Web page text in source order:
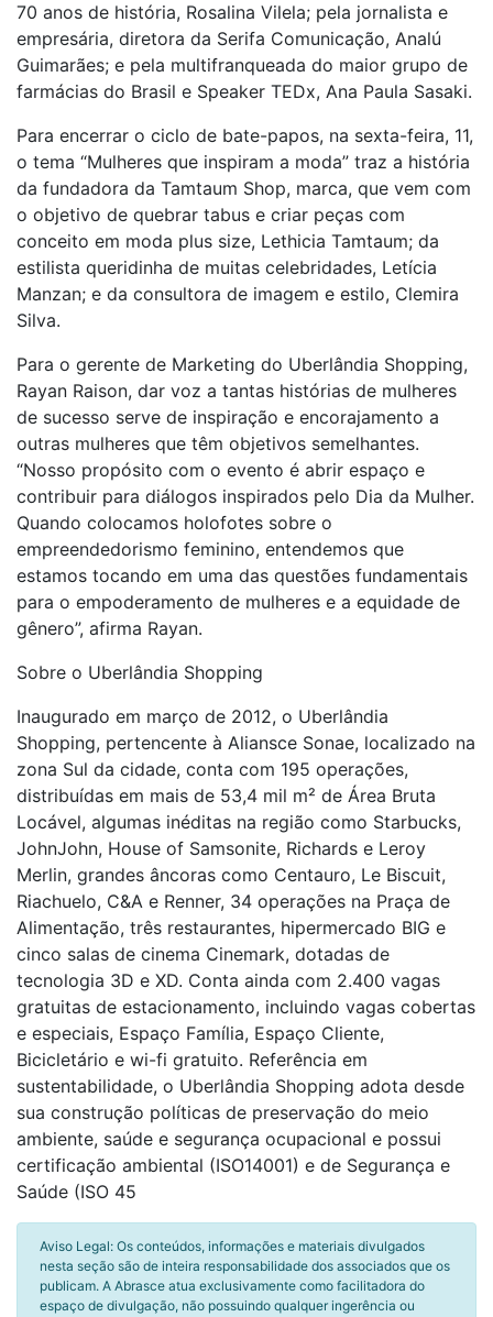
70 anos de história, Rosalina Vilela; pela jornalista e
empresária, diretora da Serifa Comunicação, Analú
Guimarães; e pela multifranqueada do maior grupo de
farmácias do Brasil e Speaker TEDx, Ana Paula Sasaki.
Para encerrar o ciclo de bate-papos, na sexta-feira, 11,
o tema “Mulheres que inspiram a moda” traz a história
da fundadora da Tamtaum Shop, marca, que vem com
o objetivo de quebrar tabus e criar peças com
conceito em moda plus size, Lethicia Tamtaum; da
estilista queridinha de muitas celebridades, Letícia
Manzan; e da consultora de imagem e estilo, Clemira
Silva.
Para o gerente de Marketing do Uberlândia Shopping,
Rayan Raison, dar voz a tantas histórias de mulheres
de sucesso serve de inspiração e encorajamento a
outras mulheres que têm objetivos semelhantes.
“Nosso propósito com o evento é abrir espaço e
contribuir para diálogos inspirados pelo Dia da Mulher.
Quando colocamos holofotes sobre o
empreendedorismo feminino, entendemos que
estamos tocando em uma das questões fundamentais
para o empoderamento de mulheres e a equidade de
gênero”, afirma Rayan.
Sobre o Uberlândia Shopping
Inaugurado em março de 2012, o Uberlândia
Shopping, pertencente à Aliansce Sonae, localizado na
zona Sul da cidade, conta com 195 operações,
distribuídas em mais de 53,4 mil m² de Área Bruta
Locável, algumas inéditas na região como Starbucks,
JohnJohn, House of Samsonite, Richards e Leroy
Merlin, grandes âncoras como Centauro, Le Biscuit,
Riachuelo, C&A e Renner, 34 operações na Praça de
Alimentação, três restaurantes, hipermercado BIG e
cinco salas de cinema Cinemark, dotadas de
tecnologia 3D e XD. Conta ainda com 2.400 vagas
gratuitas de estacionamento, incluindo vagas cobertas
e especiais, Espaço Família, Espaço Cliente,
Bicicletário e wi-fi gratuito. Referência em
sustentabilidade, o Uberlândia Shopping adota desde
sua construção políticas de preservação do meio
ambiente, saúde e segurança ocupacional e possui
certificação ambiental (ISO14001) e de Segurança e
Saúde (ISO 45
Aviso Legal: Os conteúdos, informações e materiais divulgados
nesta seção são de inteira responsabilidade dos associados que os
publicam. A Abrasce atua exclusivamente como facilitadora do
espaço de divulgação, não possuindo qualquer ingerência ou